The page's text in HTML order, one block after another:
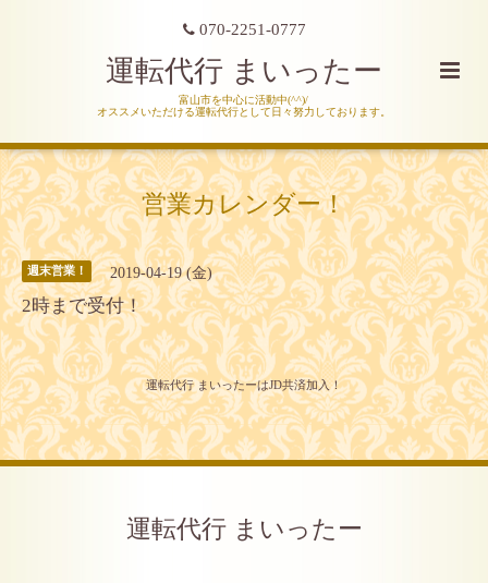
070-2251-0777
運転代行 まいったー
富山市を中心に活動中(^^)/
オススメいただける運転代行として日々努力しております。
営業カレンダー！
週末営業！ 2019-04-19 (金)
2時まで受付！
運転代行 まいったーはJD共済加入！
運転代行 まいったー